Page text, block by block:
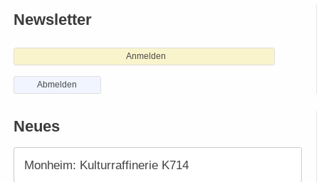
Newsletter
Anmelden
Abmelden
Neues
Monheim: Kulturraffinerie K714